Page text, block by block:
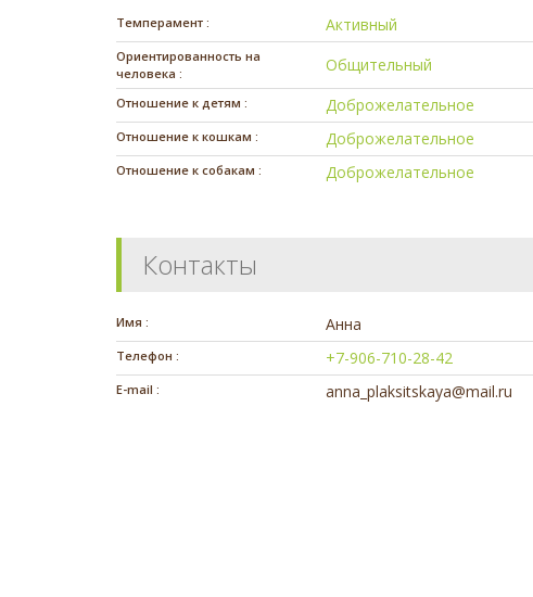
Темперамент : Активный
Ориентированность на
человека :
Общительный
Отношение к детям : Доброжелательное
Отношение к кошкам : Доброжелательное
Отношение к собакам : Доброжелательное
Контакты
Имя : Анна
Телефон : +7-906-710-28-42
E-mail : anna_plaksitskaya@mail.ru